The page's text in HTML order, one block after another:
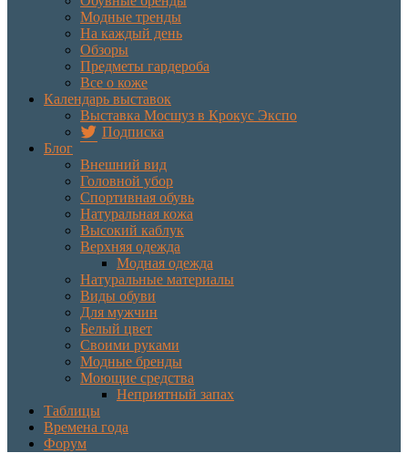
Модные тренды
На каждый день
Обзоры
Предметы гардероба
Все о коже
Календарь выставок
Выставка Мосшуз в Крокус Экспо
Подписка
Блог
Внешний вид
Головной убор
Спортивная обувь
Натуральная кожа
Высокий каблук
Верхняя одежда
Модная одежда
Натуральные материалы
Виды обуви
Для мужчин
Белый цвет
Своими руками
Модные бренды
Моющие средства
Неприятный запах
Таблицы
Времена года
Форум